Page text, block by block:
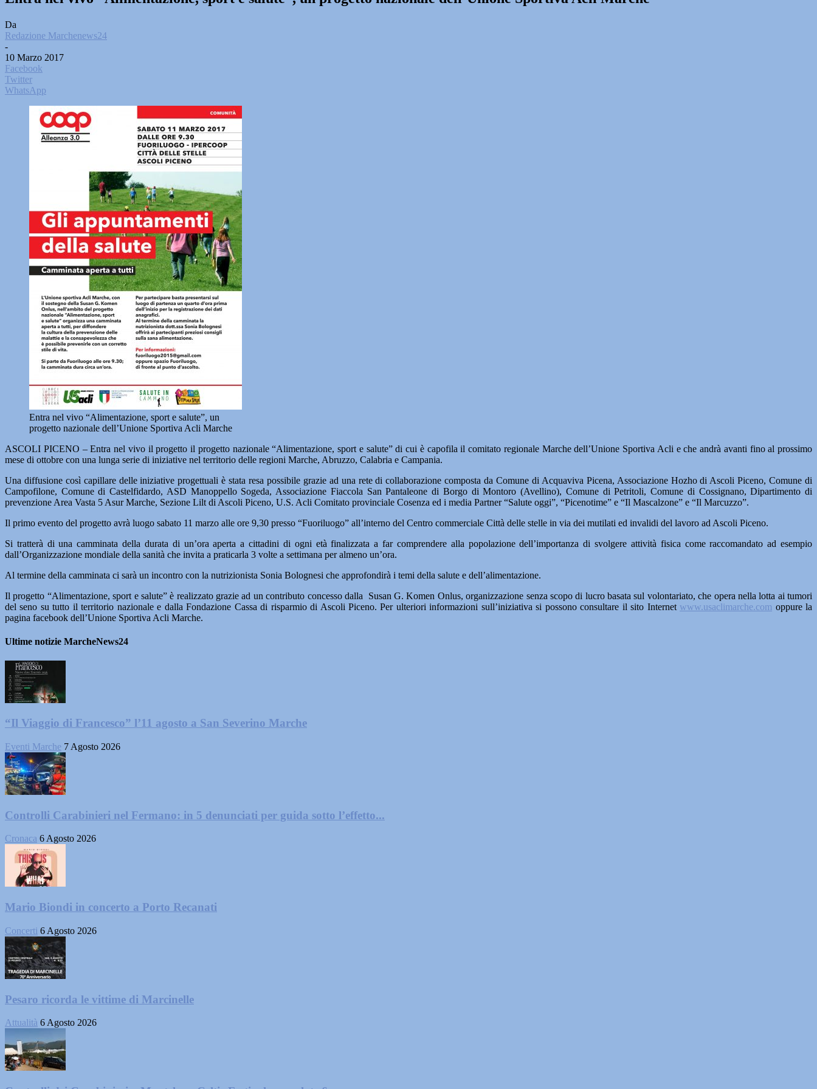
Da
Redazione Marchenews24
-
10 Marzo 2017
Facebook
Twitter
WhatsApp
Entra nel vivo “Alimentazione, sport e salute”, un
progetto nazionale dell’Unione Sportiva Acli Marche
ASCOLI PICENO – Entra nel vivo il progetto il progetto nazionale “Alimentazione, sport e salute” di cui è capofila il comitato regionale Marche dell’Unione Sportiva Acli e che andrà avanti fino al prossimo
mese di ottobre con una lunga serie di iniziative nel territorio delle regioni Marche, Abruzzo, Calabria e Campania.
Una diffusione così capillare delle iniziative progettuali è stata resa possibile grazie ad una rete di collaborazione composta da Comune di Acquaviva Picena, Associazione Hozho di Ascoli Piceno, Comune di
Campofilone, Comune di Castelfidardo, ASD Manoppello Sogeda, Associazione Fiaccola San Pantaleone di Borgo di Montoro (Avellino), Comune di Petritoli, Comune di Cossignano, Dipartimento di
prevenzione Area Vasta 5 Asur Marche, Sezione Lilt di Ascoli Piceno, U.S. Acli Comitato provinciale Cosenza ed i media Partner “Salute oggi”, “Picenotime” e “Il Mascalzone” e “Il Marcuzzo”.
Il primo evento del progetto avrà luogo sabato 11 marzo alle ore 9,30 presso “Fuoriluogo” all’interno del Centro commerciale Città delle stelle in via dei mutilati ed invalidi del lavoro ad Ascoli Piceno.
Si tratterà di una camminata della durata di un’ora aperta a cittadini di ogni età finalizzata a far comprendere alla popolazione dell’importanza di svolgere attività fisica come raccomandato ad esempio
dall’Organizzazione mondiale della sanità che invita a praticarla 3 volte a settimana per almeno un’ora.
Al termine della camminata ci sarà un incontro con la nutrizionista Sonia Bolognesi che approfondirà i temi della salute e dell’alimentazione.
Il progetto “Alimentazione, sport e salute” è realizzato grazie ad un contributo concesso dalla Susan G. Komen Onlus, organizzazione senza scopo di lucro basata sul volontariato, che opera nella lotta ai tumori
del seno su tutto il territorio nazionale e dalla Fondazione Cassa di risparmio di Ascoli Piceno. Per ulteriori informazioni sull’iniziativa si possono consultare il sito Internet www.usaclimarche.com oppure la
pagina facebook dell’Unione Sportiva Acli Marche.
Ultime notizie MarcheNews24
“Il Viaggio di Francesco” l’11 agosto a San Severino Marche
Eventi Marche 7 Agosto 2026
Controlli Carabinieri nel Fermano: in 5 denunciati per guida sotto l’effetto...
Cronaca 6 Agosto 2026
Mario Biondi in concerto a Porto Recanati
Concerti 6 Agosto 2026
Pesaro ricorda le vittime di Marcinelle
Attualità 6 Agosto 2026